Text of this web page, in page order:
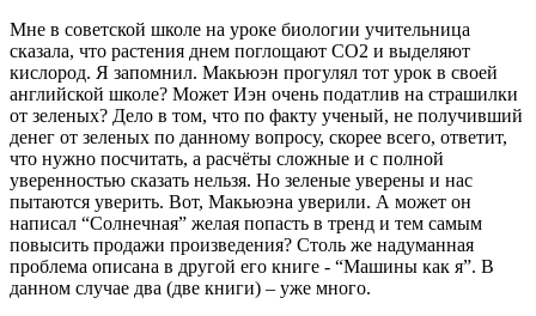
Мне в советской школе на уроке биологии учительница
сказала, что растения днем поглощают CO2 и выделяют
кислород. Я запомнил. Макьюэн прогулял тот урок в своей
английской школе? Может Иэн очень податлив на страшилки
от зеленых? Дело в том, что по факту ученый, не получивший
денег от зеленых по данному вопросу, скорее всего, ответит,
что нужно посчитать, а расчёты сложные и с полной
уверенностью сказать нельзя. Но зеленые уверены и нас
пытаются уверить. Вот, Макьюэна уверили. А может он
написал “Солнечная” желая попасть в тренд и тем самым
повысить продажи произведения? Столь же надуманная
проблема описана в другой его книге - “Машины как я”. В
данном случае два (две книги) – уже много.